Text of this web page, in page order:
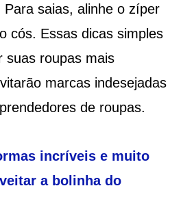
Para saias, alinhe o zíper
cós. Essas dicas simples
suas roupas mais
marcas indesejadas
de roupas.
incríveis e muito
a bolinha do